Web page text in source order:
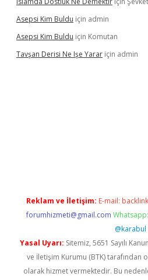
Asepsi Kim Buldu için admin
Asepsi Kim Buldu için Komutan
Tavşan Derisi Ne Işe Yarar için admin
Reklam ve İletişim: E-mail:
forumhizmeti@gmail.com
@karabul
Yasal Uyarı: Sitemiz, 5651 Sayılı
ve İletişim Kurumu (BTK) tarafından
olarak hizmet vermektedir. Bu